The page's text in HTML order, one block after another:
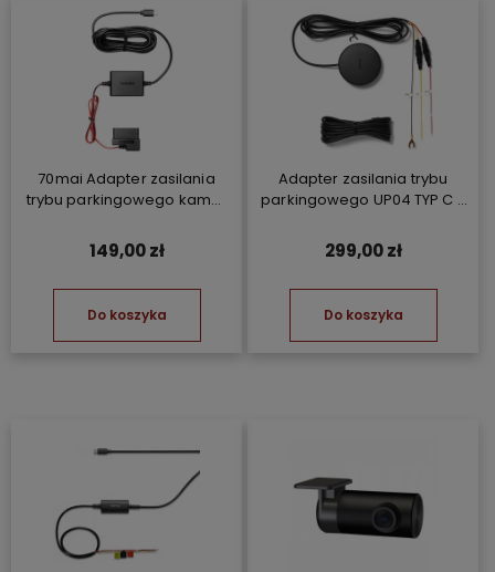
70mai Adapter zasilania
trybu parkingowego kamer
149,00 zł
Do koszyka
Adapter zasilania trybu
parkingowego UP04 TYP C -
299,00 zł
Do koszyka